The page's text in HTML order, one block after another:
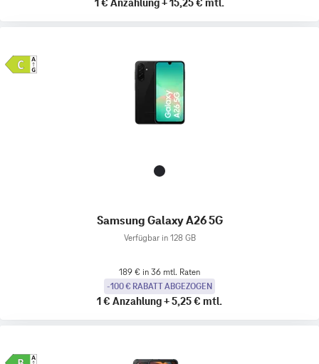
1 € Anzahlung+15,25 € mtl.
Samsung Galaxy A26 5G
Verfügbar in 128 GB
189 € in 36 mtl. Raten
-100 € RABATT ABGEZOGEN
1 € Anzahlung+5,25 € mtl.